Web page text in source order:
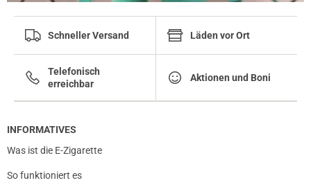
Schneller Versand Läden vor Ort
Telefonisch
erreichbar
Aktionen und Boni
INFORMATIVES
Was ist die E-Zigarette
So funktioniert es